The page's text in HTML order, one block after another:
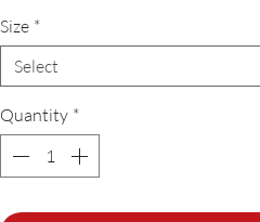
Size *
Select
Quantity *